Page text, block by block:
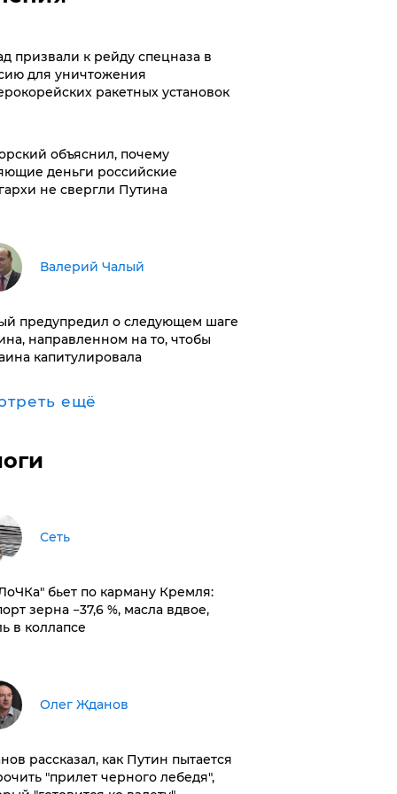
призвали к рейду спецназа в
для уничтожения
ракетных установок
объяснил, почему
деньги российские
не свергли Путина
Валерий Чалый
предупредил о следующем шаге
направленном на то, чтобы
капитулировала
ещё
Сеть
бьет по карману Кремля:
зерна −37,6 %, масла вдвое,
в коллапсе
Олег Жданов
рассказал, как Путин пытается
"прилет черного лебедя",